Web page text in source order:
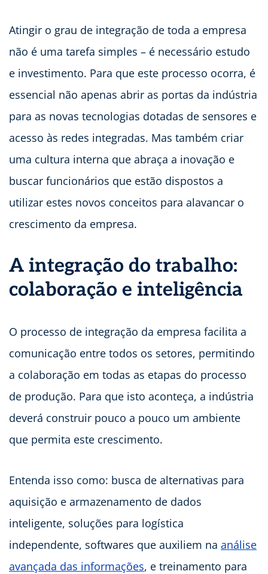
Atingir o grau de integração de toda a empresa
não é uma tarefa simples – é necessário estudo
e investimento. Para que este processo ocorra, é
essencial não apenas abrir as portas da indústria
para as novas tecnologias dotadas de sensores e
acesso às redes integradas. Mas também criar
uma cultura interna que abraça a inovação e
buscar funcionários que estão dispostos a
utilizar estes novos conceitos para alavancar o
crescimento da empresa.
A integração do trabalho:
colaboração e inteligência
O processo de integração da empresa facilita a
comunicação entre todos os setores, permitindo
a colaboração em todas as etapas do processo
de produção. Para que isto aconteça, a indústria
deverá construir pouco a pouco um ambiente
que permita este crescimento.
Entenda isso como: busca de alternativas para
aquisição e armazenamento de dados
inteligente, soluções para logística
independente, softwares que auxiliem na análise
avançada das informações, e treinamento para